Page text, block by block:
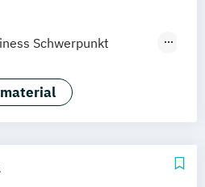
Schwerpunkt
und Eventmanagement